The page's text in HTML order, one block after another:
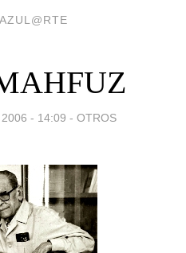
- 14:09 - OTROS